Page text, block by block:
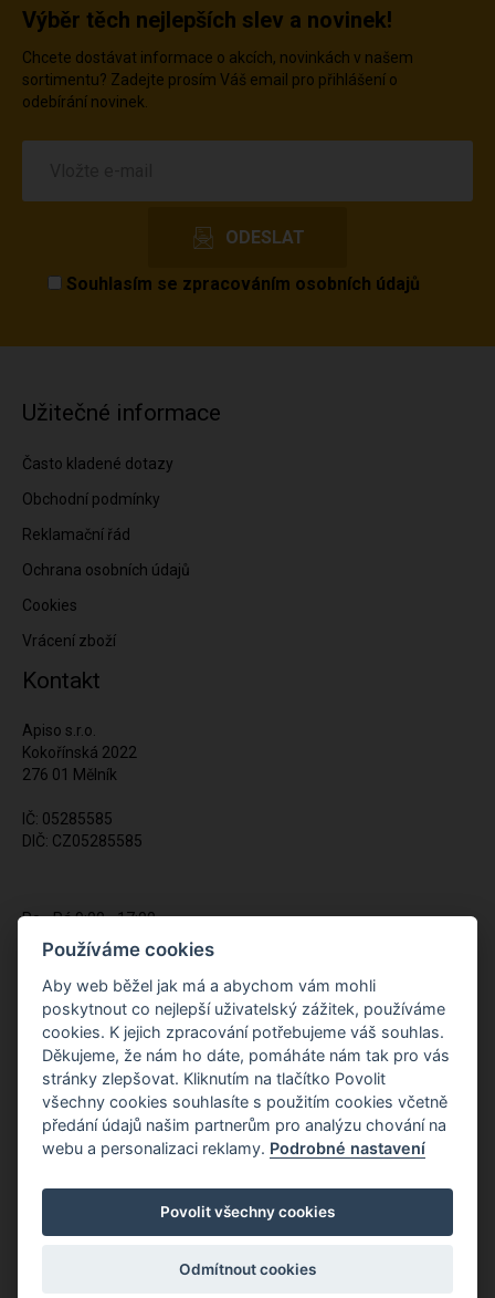
Výběr těch nejlepších slev a novinek!
Chcete dostávat informace o akcích, novinkách v našem
sortimentu? Zadejte prosím Váš email pro přihlášení o
odebírání novinek.
Souhlasím se zpracováním osobních údajů
Užitečné informace
Často kladené dotazy
Obchodní podmínky
Reklamační řád
Ochrana osobních údajů
Cookies
Vrácení zboží
Kontakt
Apiso s.r.o.
Kokořínská 2022
276 01 Mělník
IČ: 05285585
DIČ: CZ05285585
Po - Pá 9:00 - 17:00
(12:00 - 12:30 pauza)
Napište nám kdykoliv!
info@apiso.cz
Copyright © Novy Web s.r.o. 2026
Používáme cookies
Aby web běžel jak má a abychom vám mohli
poskytnout co nejlepší uživatelský zážitek, používáme
cookies. K jejich zpracování potřebujeme váš souhlas.
Děkujeme, že nám ho dáte, pomáháte nám tak pro vás
stránky zlepšovat. Kliknutím na tlačítko Povolit
všechny cookies souhlasíte s použitím cookies včetně
předání údajů našim partnerům pro analýzu chování na
webu a personalizaci reklamy. Podrobné nastavení
Povolit všechny cookies
Odmítnout cookies